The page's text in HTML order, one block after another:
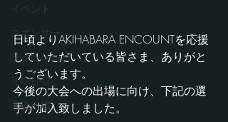
イベント
スポンサー
Shadowverse
TEKKEN7
大会出場
日頃よりAKIHABARA ENCOUNTを応援
していただいている皆さま、ありがと
うございます。
今後の大会への出場に向け、下記の選
手が加入致しました。